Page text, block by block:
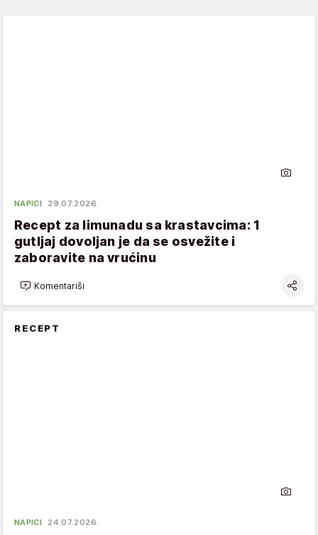
NAPICI 29.07.2026.
Recept za limunadu sa krastavcima: 1
gutljaj dovoljan je da se osvežite i
zaboravite na vrućinu
Komentariši
RECEPT
NAPICI 24.07.2026.